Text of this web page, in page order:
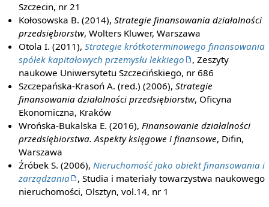
Szczecin, nr 21
Kołosowska B. (2014),Strategie finansowania działalności
przedsiębiorstw, Wolters Kluwer, Warszawa
Otola I. (2011),Strategie krótkoterminowego finansowania
spółek kapitałowych przemysłu lekkiego
, Zeszyty
naukowe Uniwersytetu Szczecińskiego, nr 686
Szczepańska-Krasoń A. (red.) (2006),Strategie
finansowania działalności przedsiębiorstw, Oficyna
Ekonomiczna, Kraków
Wrońska-Bukalska E. (2016), Finansowanie działalności
przedsiębiorstwa. Aspekty księgowe i finansowe, Difin,
Warszawa
Źróbek S. (2006), Nieruchomość jako obiekt finansowania i
zarządzania
, Studia i materiały towarzystwa naukowego
nieruchomości, Olsztyn, vol.14, nr 1